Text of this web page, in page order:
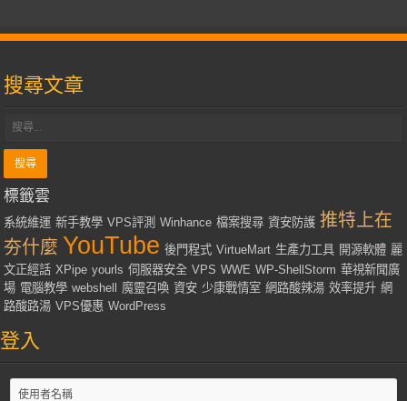
搜尋文章
標籤雲
系統維運 新手教學 VPS評測 Winhance 檔案搜尋 資安防護 推特上在
夯什麼 YouTube 後門程式 VirtueMart 生產力工具 開源軟體 麗
文正經話 XPipe yourls 伺服器安全 VPS WWE WP-ShellStorm 華視新聞廣
場 電腦教學 webshell 魔靈召喚 資安 少康戰情室 網路酸辣湯 效率提升 網
路酸路湯 VPS優惠 WordPress
登入